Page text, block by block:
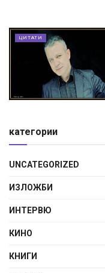
ЦИТАТИ
категории
UNCATEGORIZED
ИЗЛОЖБИ
ИНТЕРВЮ
КИНО
КНИГИ